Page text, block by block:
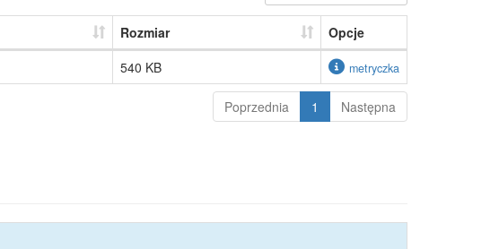
Rozmiar
Opcje
540 KB metryczka
Poprzednia 1 Następna